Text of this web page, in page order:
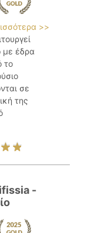
>>
με έδρα
το
σε
της
-